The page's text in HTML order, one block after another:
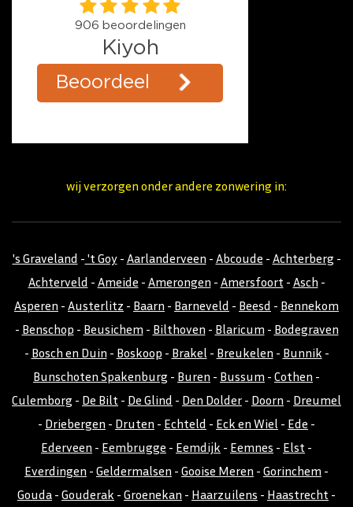
wij verzorgen onder andere zonwering in:
's Graveland - 't Goy- Aarlanderveen - Abcoude - Achterberg -
Achterveld - Ameide - Amerongen - Amersfoort- Asch -
Asperen - Austerlitz - Baarn - Barneveld - Beesd - Bennekom
- Benschop - Beusichem - Bilthoven - Blaricum - Bodegraven
- Bosch en Duin - Boskoop - Brakel - Breukelen - Bunnik -
Bunschoten Spakenburg - Buren - Bussum - Cothen -
Culemborg - De Bilt - De Glind - Den Dolder - Doorn - Dreumel
- Driebergen - Druten - Echteld - Eck en Wiel - Ede -
Ederveen - Eembrugge - Eemdijk - Eemnes - Elst -
Everdingen - Geldermalsen - Gooise Meren - Gorinchem -
Gouda - Gouderak - Groenekan - Haarzuilens - Haastrecht -